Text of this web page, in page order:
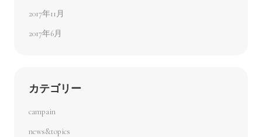
2017年11月
2017年6月
カテゴリー
campain
news&topics